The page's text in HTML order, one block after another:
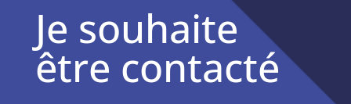
Je souhaite
être contacté